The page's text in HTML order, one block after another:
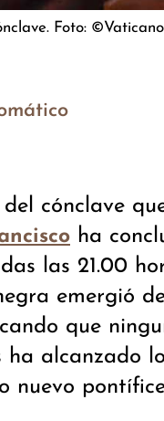
Foto:
cónclave
ha
las 21.00
emergió
que
ha alcanzado
nuevo